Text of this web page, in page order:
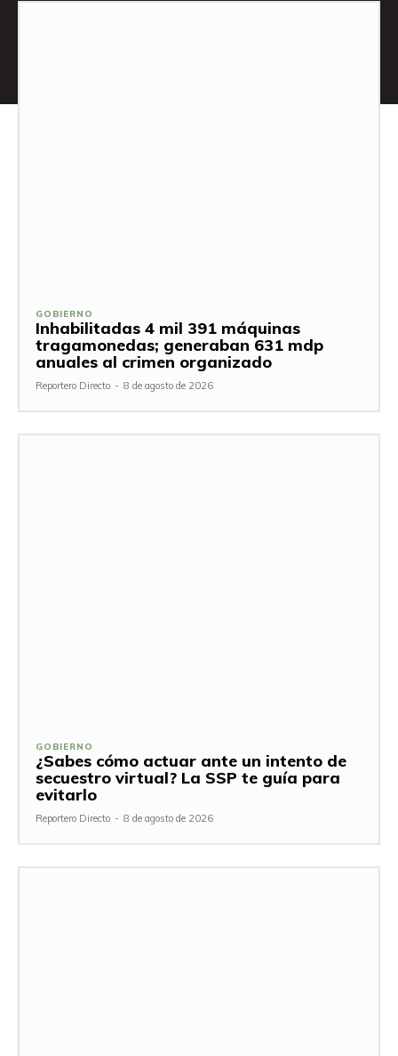
GOBIERNO
Inhabilitadas 4 mil 391 máquinas
tragamonedas; generaban 631 mdp
anuales al crimen organizado
Reportero Directo - 8 de agosto de 2026
GOBIERNO
¿Sabes cómo actuar ante un intento de
secuestro virtual? La SSP te guía para
evitarlo
Reportero Directo - 8 de agosto de 2026